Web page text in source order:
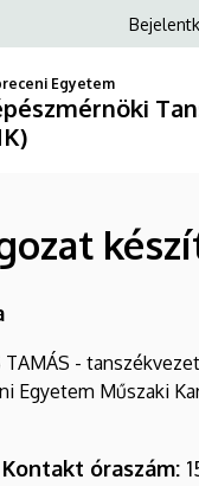
fiók
Egyetem
TAMÁS -
Egyetem Műszaki
Kontakt óraszám: